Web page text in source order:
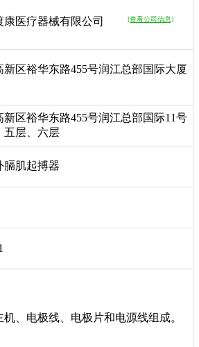
康医疗器械有限公司 [查看公司信息]
新区裕华东路455号润江总部国际大厦
新区裕华东路455号润江总部国际11号
五层、六层
膈肌起搏器
机、电极线、电极片和电源线组成。